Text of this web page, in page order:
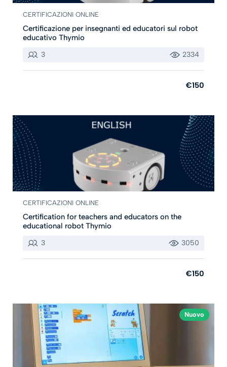
CERTIFICAZIONI ONLINE
Certificazione per insegnanti ed educatori sul robot
educativo Thymio
3 2334
€150
CERTIFICAZIONI ONLINE
Certification for teachers and educators on the
educational robot Thymio
3 3050
€150
Nuovo